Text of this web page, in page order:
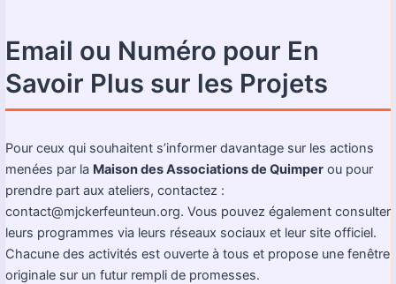
Email ou Numéro pour En
Savoir Plus sur les Projets
Pour ceux qui souhaitent s’informer davantage sur les actions
menées par la Maison des Associations de Quimper ou pour
prendre part aux ateliers, contactez :
contact@mjckerfeunteun.org. Vous pouvez également consulter
leurs programmes via leurs réseaux sociaux et leur site officiel.
Chacune des activités est ouverte à tous et propose une fenêtre
originale sur un futur rempli de promesses.